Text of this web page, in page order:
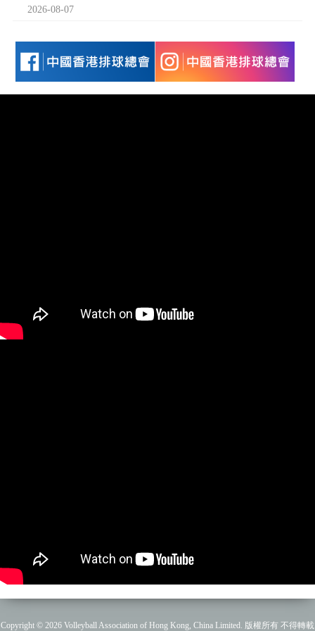
2026-08-07
Copyright © 2026 Volleyball Association of Hong Kong, China Limited. 版權所有 不得轉載